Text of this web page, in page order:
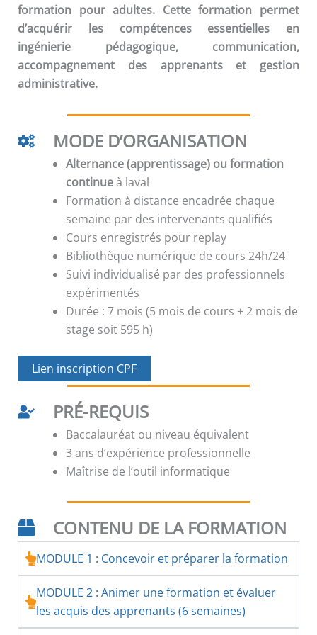
formation pour adultes. Cette formation permet
d’acquérir les compétences essentielles en
ingénierie pédagogique, communication,
accompagnement des apprenants et gestion
administrative.
MODE D’ORGANISATION
Alternance (apprentissage) ou formation
continueà laval
Formation à distance encadrée chaque
semaine par des intervenants qualifiés
Cours enregistrés pour replay
Bibliothèque numérique de cours 24h/24
Suivi individualisé par des professionnels
expérimentés
Durée : 7 mois (5 mois de cours + 2 mois de
stage soit 595 h)
Lien inscription CPF
PRÉ-REQUIS
Baccalauréat ou niveau équivalent
3 ans d’expérience professionnelle
Maîtrise de l’outil informatique
CONTENU DE LA FORMATION
MODULE 1 : Concevoir et préparer la formation
MODULE 2 : Animer une formation et évaluer
les acquis des apprenants (6 semaines)